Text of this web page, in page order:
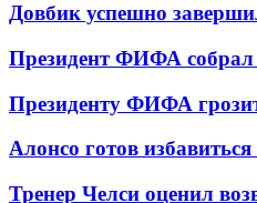
Довбик успешно
Президент ФИФА собрал
Президенту ФИФА
Алонсо готов
Тренер Челси оценил